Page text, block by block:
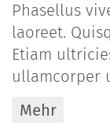
Phasellus
laoreet.
Etiam
ullamcorper
Mehr